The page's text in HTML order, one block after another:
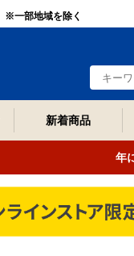
※一部地域を除く
新着商品
年